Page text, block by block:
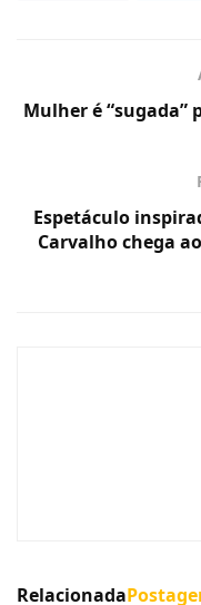
Mulher é “sugada”
Espetáculo
Carvalho chega
Relacionada